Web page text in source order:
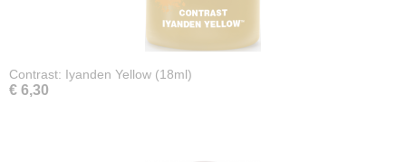
Contrast: Iyanden Yellow (18ml)
€ 6,30